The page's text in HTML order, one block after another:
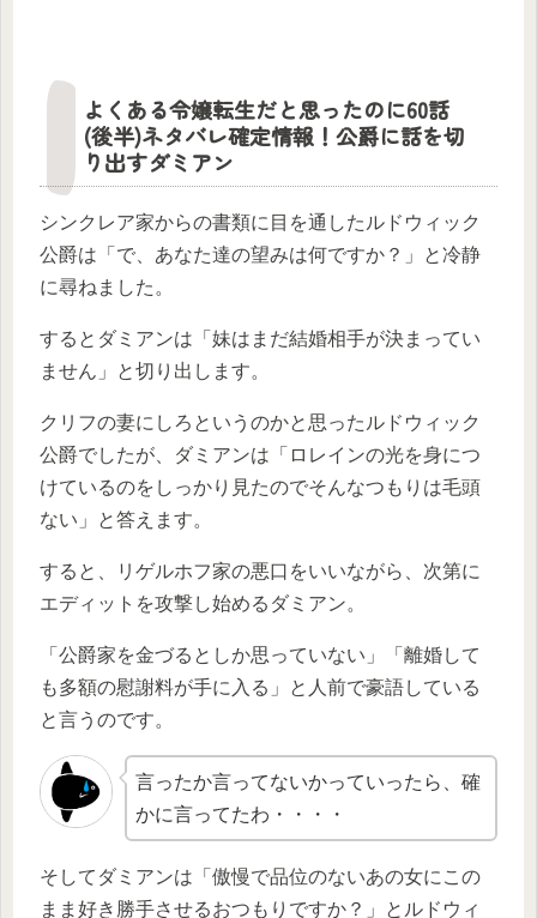
よくある令嬢転生だと思ったのに60話
(後半)ネタバレ確定情報！公爵に話を切
り出すダミアン
シンクレア家からの書類に目を通したルドウィック
公爵は「で、あなた達の望みは何ですか？」と冷静
に尋ねました。
するとダミアンは「妹はまだ結婚相手が決まってい
ません」と切り出します。
クリフの妻にしろというのかと思ったルドウィック
公爵でしたが、ダミアンは「ロレインの光を身につ
けているのをしっかり見たのでそんなつもりは毛頭
ない」と答えます。
すると、リゲルホフ家の悪口をいいながら、次第に
エディットを攻撃し始めるダミアン。
「公爵家を金づるとしか思っていない」「離婚して
も多額の慰謝料が手に入る」と人前で豪語している
と言うのです。
言ったか言ってないかっていったら、確
かに言ってたわ・・・・
そしてダミアンは「傲慢で品位のないあの女にこの
まま好き勝手させるおつもりですか？」とルドウィ